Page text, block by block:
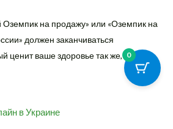
на продажу» или «Оземпик на
должен заканчиваться
ценит ваше здоровье так же, как и вы.
в Украине
0